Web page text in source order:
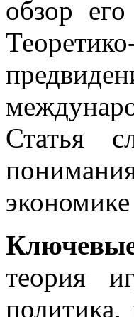
обзор
Статья
теория
политика,